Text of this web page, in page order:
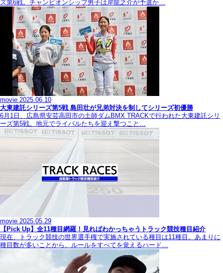
ズ第6戦。チャンピオンシップ男子は岸龍之介が予選か…
movie 2025.06.10
大東建託シリーズ第5戦 島田壮が兄弟対決を制してシリーズ初優勝
6月1日、広島県安芸高田市の土師ダムBMX TRACKで行われた大東建託シリ
ーズ第5戦。地元でライバルたちを迎え撃つこと…
movie 2025.05.29
【Pick Up】全11種目網羅！見ればわかっちゃうトラック競技種目紹介
現在、トラック競技の世界選手権で実施されている種目は11種目。あまりに
種目数が多いことから、ルールをすべてを覚えるハード…